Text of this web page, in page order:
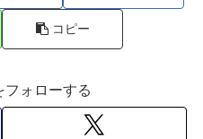
コピー
フォローする